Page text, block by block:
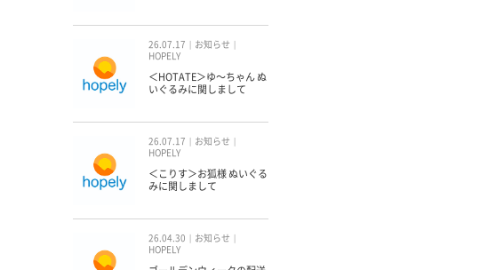
26.07.17
お知らせ
HOPELY
＜HOTATE＞ゆ〜ちゃん ぬ
いぐるみに関しまして
26.07.17
お知らせ
HOPELY
＜こりす＞お狐様 ぬいぐる
みに関しまして
26.04.30
お知らせ
HOPELY